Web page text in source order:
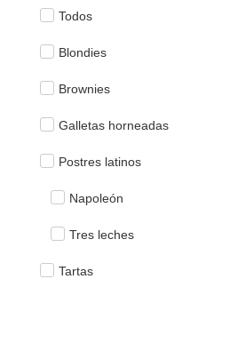
Todos
Blondies
Brownies
Galletas horneadas
Postres latinos
Napoleón
Tres leches
Tartas